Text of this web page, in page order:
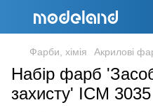
Фарби, хімія Акрилові
Набір фарб
захисту' ICM 3035